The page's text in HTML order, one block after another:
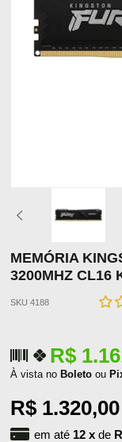
MEMÓRIA
3200MHZ CL16
SKU 4188
R$
À vista noBoleto ou
R$ 1.320,00
em até 12 x de